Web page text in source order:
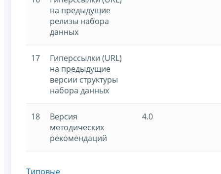
на предыдущие
релизы набора
данных
17
Гиперссылки (URL)
на предыдущие
версии структуры
набора данных
18
Версия
методических
рекомендаций
4.0
Типовые